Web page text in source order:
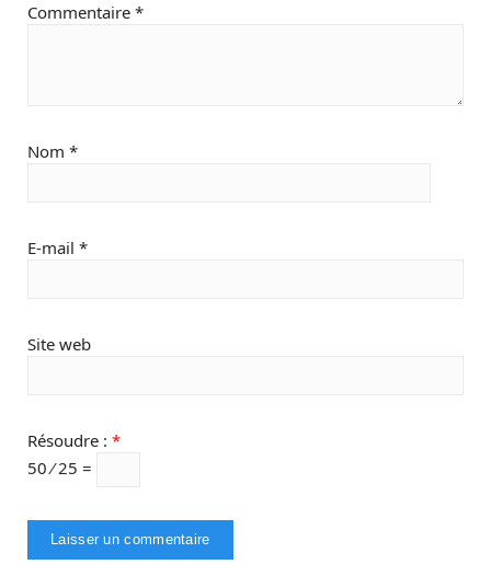
Commentaire *
Nom *
E-mail *
Site web
Résoudre : *
50 ⁄ 25 =